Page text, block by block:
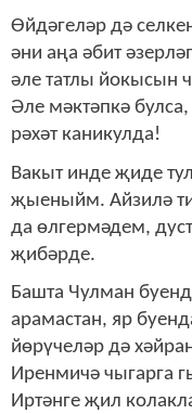
Өйдәгеләр дә
әни аңа әбит
әле татлы йокысын
Әле мәктәпкә
рәхәт каникулда!
Вакыт инде җиде
җыеныйм. Айзилә
да өлгермәдем,
җибәрде.
Башта Чулман
арамастан, яр
йөрүчеләр дә
Иренмичә чыгарга
Иртәнге җил